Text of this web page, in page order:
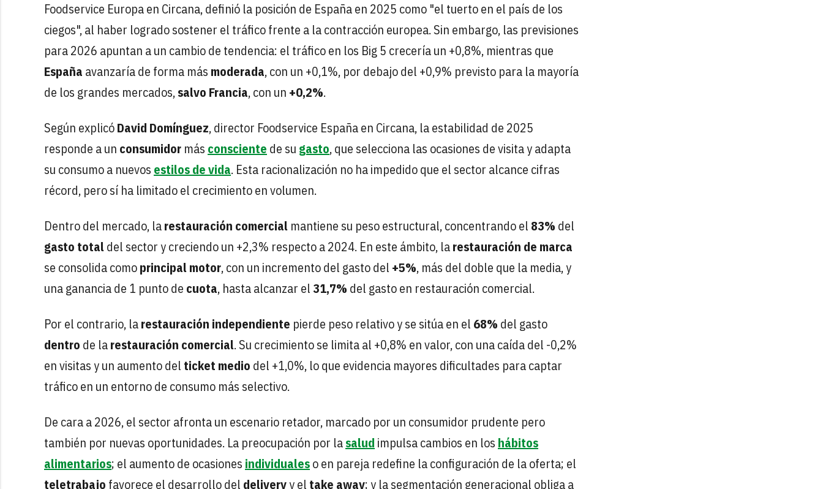
Foodservice Europa en Circana, definió la posición de España en 2025 como "el tuerto en el país de los
ciegos", al haber logrado sostener el tráfico frente a la contracción europea. Sin embargo, las previsiones
para 2026 apuntan a un cambio de tendencia: el tráfico en los Big 5 crecería un +0,8%, mientras que
España avanzaría de forma más moderada, con un +0,1%, por debajo del +0,9% previsto para la mayoría
de los grandes mercados,salvo Francia, con un +0,2%.
Según explicóDavid Domínguez, director Foodservice España en Circana, la estabilidad de 2025
responde a un consumidor más consciente de su gasto, que selecciona las ocasiones de visita y adapta
su consumo a nuevos estilos de vida. Esta racionalización no ha impedido que el sector alcance cifras
récord, pero sí ha limitado el crecimiento en volumen.
Dentro del mercado, larestauración comercial mantiene su peso estructural, concentrando el 83% del
gasto totaldel sector y creciendo un +2,3% respecto a 2024. En este ámbito, larestauración de marca
se consolida comoprincipalmotor, con un incremento del gasto del +5%, más del doble que la media, y
una ganancia de 1 punto de cuota, hasta alcanzar el31,7% del gasto en restauración comercial.
Por el contrario, larestauración independiente pierde peso relativo y se sitúa en el 68% del gasto
dentro de larestauración comercial. Su crecimiento se limita al +0,8% en valor, con una caída del -0,2%
en visitas y un aumento del ticket medio del +1,0%, lo que evidencia mayores dificultades para captar
tráfico en un entorno de consumo más selectivo.
De cara a 2026, el sector afronta un escenario retador, marcado por un consumidor prudente pero
también por nuevas oportunidades. La preocupación por lasalud impulsa cambios en los hábitos
alimentarios; el aumento de ocasiones individualeso en pareja redefine la configuración de la oferta; el
teletrabajo favorece el desarrollo del deliveryy el take away; y la segmentación generacional obliga a